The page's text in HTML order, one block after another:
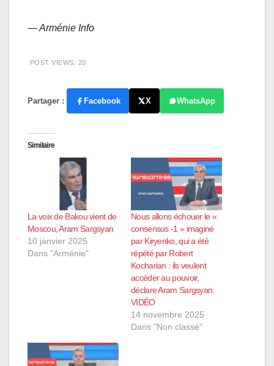
— Arménie Info
POST VIEWS: 20
Partager : Facebook X WhatsApp
Similaire
La voix de Bakou vient de
Moscou, Aram Sargsyan
10 janvier 2025
Dans "Arménie"
Nous allons échouer le «
consensus -1 » imaginé
par Kiryenko, qui a été
répété par Robert
Kocharian : ils veulent
accéder au pouvoir,
déclare Aram Sargsyan.
VIDÉO
14 novembre 2025
Dans "Non classé"